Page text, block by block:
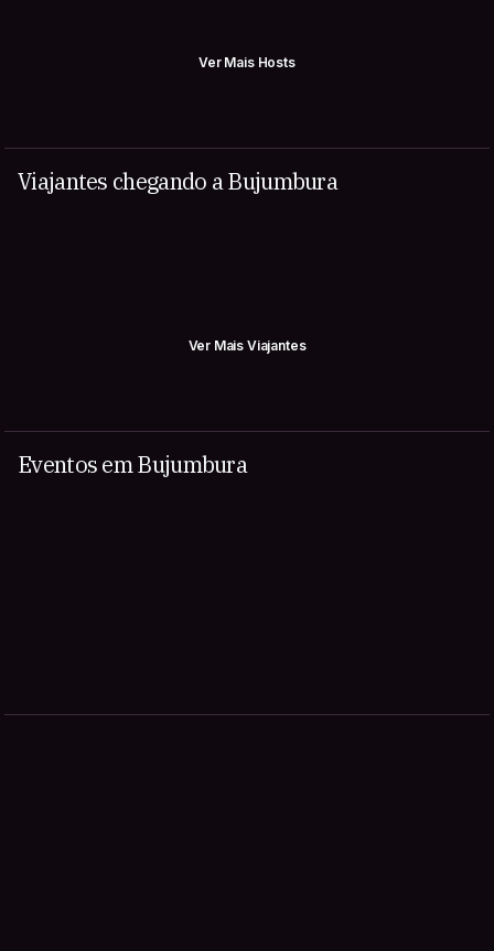
Ver Mais Hosts
Viajantes chegando a Bujumbura
Ver Mais Viajantes
Eventos em Bujumbura